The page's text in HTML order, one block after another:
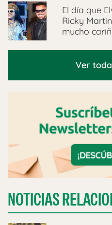
El día que
Ricky
mucho
Ver
NOTICIAS